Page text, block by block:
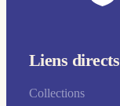
Liens directs
Collections